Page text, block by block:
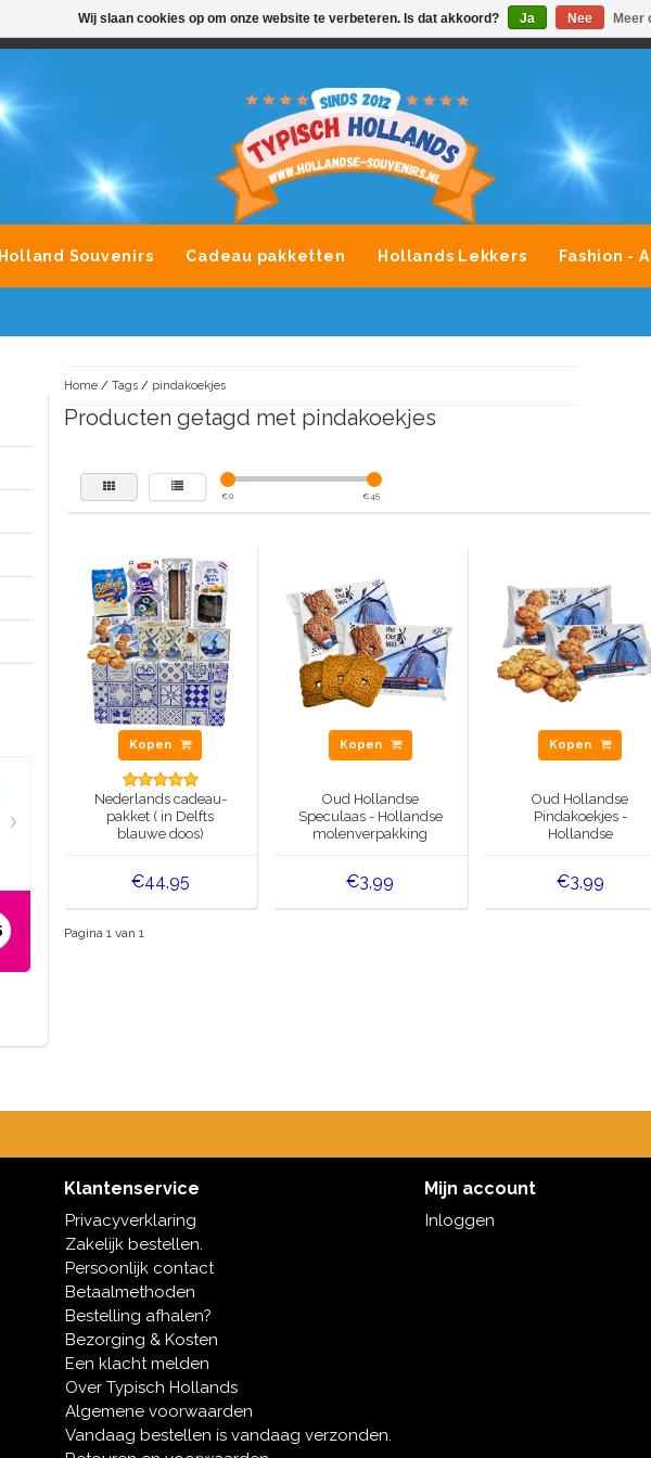
AVONDLEVERING MOGELIJK ALLE MERKEN SOUVENIRS
Holland Souvenirs Cadeau pakketten Hollands Lekkers Fashion -
Home/ Tags/ pindakoekjes
Producten getagd met pindakoekjes
€0 €45
Kopen
Nederlands cadeau-
pakket ( in Delfts
blauwe doos)
€44,95
Kopen
Oud Hollandse
Speculaas - Hollandse
molenverpakking
€3,99
Kopen
Oud Hollandse
Pindakoekjes -
Hollandse
€3,99
Pagina 1 van 1
Klantenservice
Privacyverklaring
Zakelijk bestellen.
Persoonlijk contact
Betaalmethoden
Bestelling afhalen?
Bezorging & Kosten
Een klacht melden
Over Typisch Hollands
Algemene voorwaarden
Vandaag bestellen is vandaag verzonden.
Mijn account
Inloggen
Wij slaan cookies op om onze website te verbeteren. Is dat akkoord? Ja Nee Meer